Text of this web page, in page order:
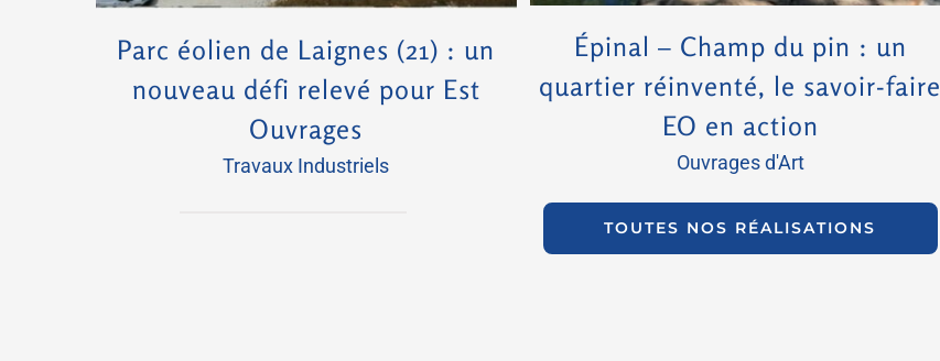
Parc éolien de Laignes (21) : un
nouveau défi relevé pour Est
Ouvrages
Travaux Industriels
Épinal – Champ du pin : un
quartier réinventé, le savoir-faire
EO en action
Ouvrages d'Art
TOUTES NOS RÉALISATIONS